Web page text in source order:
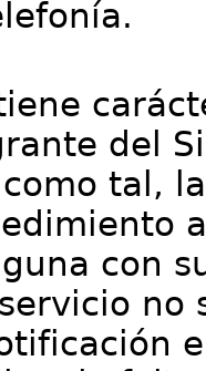
del
tal,
con
no